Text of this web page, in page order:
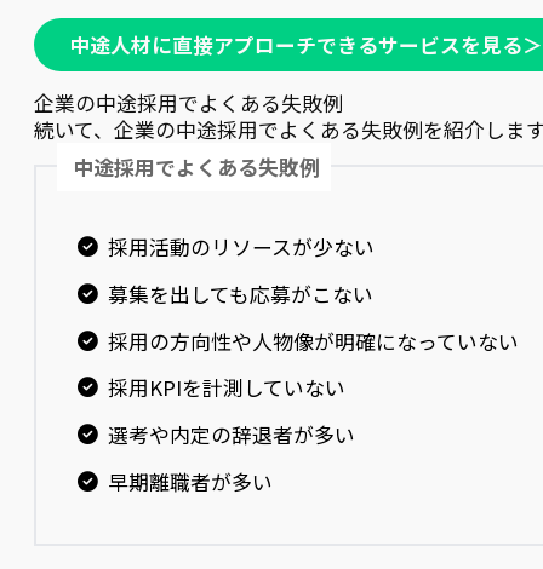
中途人材に直接アプローチできるサービスを見る＞
企業の中途採用でよくある失敗例
続いて、企業の中途採用でよくある失敗例を紹介しま
中途採用でよくある失敗例
採用活動のリソースが少ない
募集を出しても応募がこない
採用の方向性や人物像が明確になっていない
採用KPIを計測していない
選考や内定の辞退者が多い
早期離職者が多い